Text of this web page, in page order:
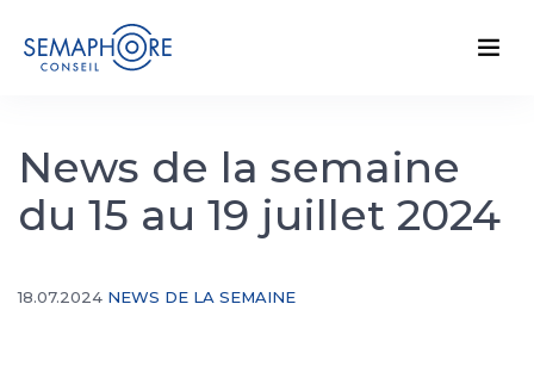
News de la semaine
du 15 au 19 juillet 2024
18.07.2024 NEWS DE LA SEMAINE